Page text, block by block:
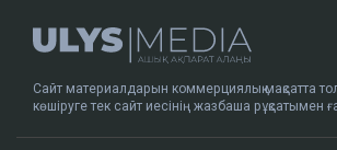
Сайт материалдарын коммерциялық мақсатта
көшіруге тек сайт иесінің жазбаша рұқсатымен